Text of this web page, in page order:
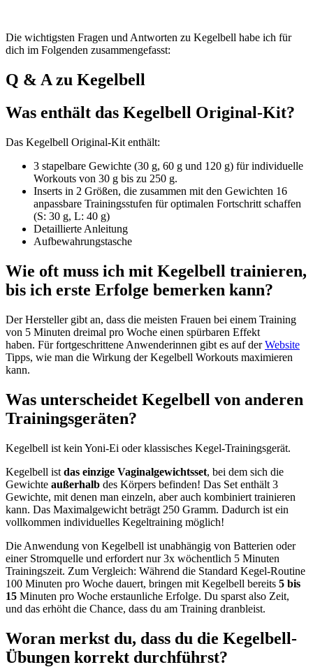
Die wichtigsten Fragen und Antworten zu Kegelbell habe ich für
dich im Folgenden zusammengefasst:
Q & A zu Kegelbell
Was enthält das Kegelbell Original-Kit?
Das Kegelbell Original-Kit enthält:
3 stapelbare Gewichte (30 g, 60 g und 120 g) für individuelle
Workouts von 30 g bis zu 250 g.
Inserts in 2 Größen, die zusammen mit den Gewichten 16
anpassbare Trainingsstufen für optimalen Fortschritt schaffen
(S: 30 g, L: 40 g)
Detaillierte Anleitung
Aufbewahrungstasche
Wie oft muss ich mit Kegelbell trainieren,
bis ich erste Erfolge bemerken kann?
Der Hersteller gibt an, dass die meisten Frauen bei einem Training
von 5 Minuten dreimal pro Woche einen spürbaren Effekt
haben. Für fortgeschrittene Anwenderinnen gibt es auf derWebsite
Tipps, wie man die Wirkung der Kegelbell Workouts maximieren
kann.
Was unterscheidet Kegelbell von anderen
Trainingsgeräten?
Kegelbell ist kein Yoni-Ei oder klassisches Kegel-Trainingsgerät.
Kegelbell ist das einzige Vaginalgewichtsset, bei dem sich die
Gewichte außerhalb des Körpers befinden! Das Set enthält 3
Gewichte, mit denen man einzeln, aber auch kombiniert trainieren
kann. Das Maximalgewicht beträgt 250 Gramm. Dadurch ist ein
vollkommen individuelles Kegeltraining möglich!
Die Anwendung von Kegelbell ist unabhängig von Batterien oder
einer Stromquelle und erfordert nur 3x wöchentlich 5 Minuten
Trainingszeit. Zum Vergleich: Während die Standard Kegel-Routine
100 Minuten pro Woche dauert, bringen mit Kegelbell bereits 5 bis
15 Minuten pro Woche erstaunliche Erfolge. Du sparst also Zeit,
und das erhöht die Chance, dass du am Training dranbleist.
Woran merkst du, dass du die Kegelbell-
Übungen korrekt durchführst?